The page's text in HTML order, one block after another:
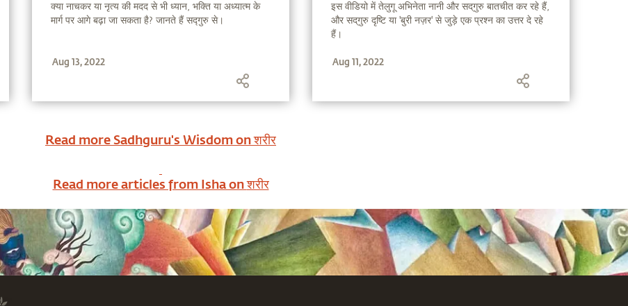
क्या नाचकर या नृत्य की मदद से भी ध्यान, भक्ति या अध्यात्म के
मार्ग पर आगे बढ़ा जा सकता है? जानते हैं सद्गुरु से।
Aug 13, 2022
इस वीडियो में तेलुगू अभिनेता नानी और सद्‌गुरु बातचीत कर रहे हैं,
और सद्‌गुरु दृष्टि या 'बुरी नज़र' से जुड़े एक प्रश्न का उत्तर दे रहे
हैं।
Aug 11, 2022
Read more Sadhguru's Wisdom onशरीर
Read more articles from Isha onशरीर